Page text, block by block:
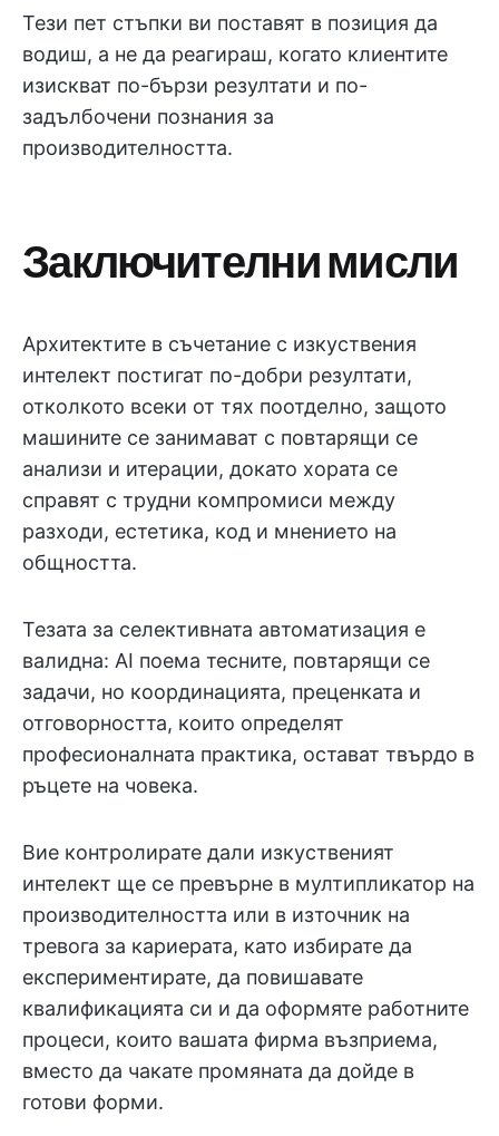
Тези пет стъпки ви поставят в позиция да
водиш, а не да реагираш, когато клиентите
изискват по-бързи резултати и по-
задълбочени познания за
производителността.
Заключителни мисли
Архитектите в съчетание с изкуствения
интелект постигат по-добри резултати,
отколкото всеки от тях поотделно, защото
машините се занимават с повтарящи се
анализи и итерации, докато хората се
справят с трудни компромиси между
разходи, естетика, код и мнението на
общността.
Тезата за селективната автоматизация е
валидна: AI поема тесните, повтарящи се
задачи, но координацията, преценката и
отговорността, които определят
професионалната практика, остават твърдо в
ръцете на човека.
Вие контролирате дали изкуственият
интелект ще се превърне в мултипликатор на
производителността или в източник на
тревога за кариерата, като избирате да
експериментирате, да повишавате
квалификацията си и да оформяте работните
процеси, които вашата фирма възприема,
вместо да чакате промяната да дойде в
готови форми.